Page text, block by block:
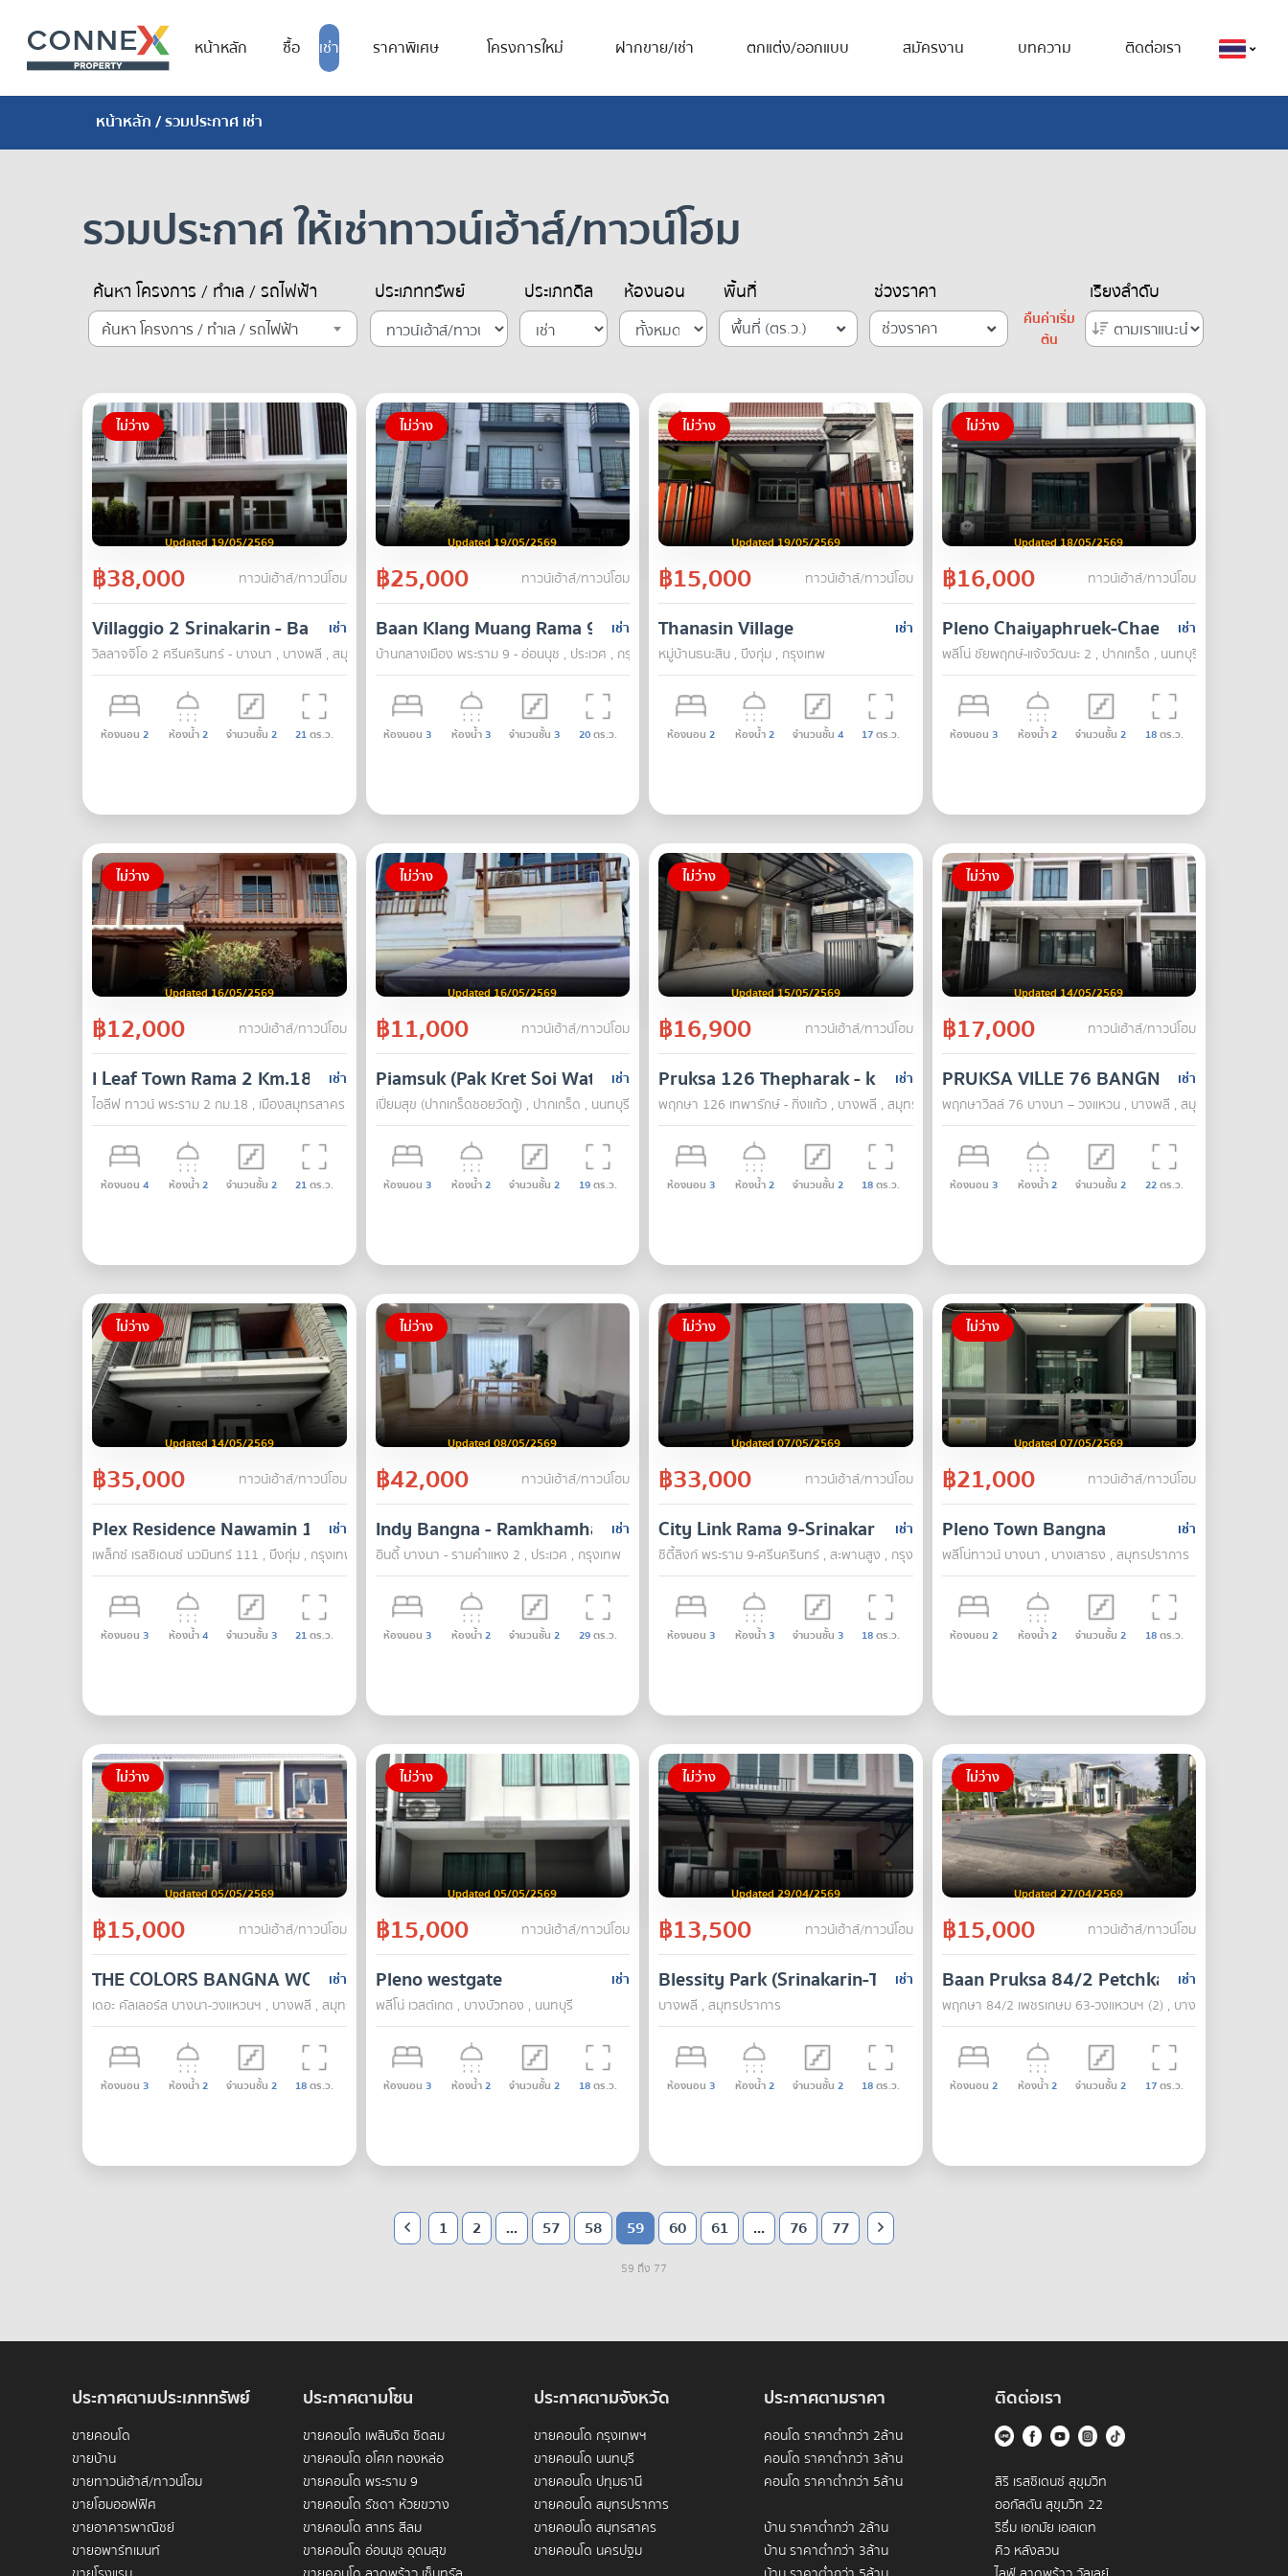
หน้าหลัก ซื้อ เช่า ราคาพิเศษ โครงการใหม่ ฝากขาย/เช่า ตกแต่ง/ออกแบบ สมัครงาน บทความ ติดต่อเรา
หน้าหลัก/ รวมประกาศ เช่า
รวมประกาศ ให้เช่าทาวน์เฮ้าส์/ทาวน์โฮม
ค้นหา โครงการ / ทำเล / รถไฟฟ้า
ค้นหา โครงการ / ทำเล / รถไฟฟ้า
ประเภททรัพย์ ประเภทดีล ห้องนอน พื้นที่
พื้นที่ (ตร.ว.)
ช่วงราคา
ช่วงราคา
คืนค่าเริ่ม
ต้น
เรียงลำดับ
ไม่ว่าง
Updated 19/05/2569
฿38,000 ทาวน์เฮ้าส์/ทาวน์โฮม
เช่า
Villaggio 2 Srinakarin - Bangna
วิลลาจจิโอ 2 ศรีนครินทร์ - บางนา , บางพลี , สมุทรปราการ
ห้องนอน 2 ห้องน้ำ2 จำนวนชั้น 2 21ตร.ว.
ไม่ว่าง
Updated 19/05/2569
฿25,000 ทาวน์เฮ้าส์/ทาวน์โฮม
เช่า
Baan Klang Muang Rama 9 - On Nut
บ้านกลางเมือง พระราม 9 - อ่อนนุช , ประเวศ , กรุงเทพ
ห้องนอน 3 ห้องน้ำ3 จำนวนชั้น 3 20ตร.ว.
ไม่ว่าง
Updated 19/05/2569
฿15,000 ทาวน์เฮ้าส์/ทาวน์โฮม
เช่า
Thanasin Village
หมู่บ้านธนะสิน , บึงกุ่ม , กรุงเทพ
ห้องนอน 2 ห้องน้ำ2 จำนวนชั้น 4 17ตร.ว.
ไม่ว่าง
Updated 18/05/2569
฿16,000 ทาวน์เฮ้าส์/ทาวน์โฮม
เช่า
Pleno Chaiyaphruek-Chaengwattana 2
พลีโน่ ชัยพฤกษ์-แจ้งวัฒนะ 2 , ปากเกร็ด , นนทบุรี
ห้องนอน 3 ห้องน้ำ2 จำนวนชั้น 2 18ตร.ว.
ไม่ว่าง
Updated 16/05/2569
฿12,000 ทาวน์เฮ้าส์/ทาวน์โฮม
เช่า
I Leaf Town Rama 2 Km.18
ไอลีฟ ทาวน์ พระราม 2 กม.18 , เมืองสมุทรสาคร , สมุทรสาคร
ห้องนอน 4 ห้องน้ำ2 จำนวนชั้น 2 21ตร.ว.
ไม่ว่าง
Updated 16/05/2569
฿11,000 ทาวน์เฮ้าส์/ทาวน์โฮม
เช่า
Piamsuk (Pak Kret Soi Wat Ku)
เปี่ยมสุข (ปากเกร็ดซอยวัดกู้) , ปากเกร็ด , นนทบุรี
ห้องนอน 3 ห้องน้ำ2 จำนวนชั้น 2 19ตร.ว.
ไม่ว่าง
Updated 15/05/2569
฿16,900 ทาวน์เฮ้าส์/ทาวน์โฮม
เช่า
Pruksa 126 Thepharak - kingkaew
พฤกษา 126 เทพารักษ์ - กิ่งแก้ว , บางพลี , สมุทรปราการ
ห้องนอน 3 ห้องน้ำ2 จำนวนชั้น 2 18ตร.ว.
ไม่ว่าง
Updated 14/05/2569
฿17,000 ทาวน์เฮ้าส์/ทาวน์โฮม
เช่า
PRUKSA VILLE 76 BANGNA –
พฤกษาวิลล์ 76 บางนา – วงแหวน , บางพลี , สมุทรปราการ
ห้องนอน 3 ห้องน้ำ2 จำนวนชั้น 2 22ตร.ว.
ไม่ว่าง
Updated 14/05/2569
฿35,000 ทาวน์เฮ้าส์/ทาวน์โฮม
เช่า
Plex Residence Nawamin 111
เพล็กซ์ เรสซิเดนซ์ นวมินทร์ 111 , บึงกุ่ม , กรุงเทพ
ห้องนอน 3 ห้องน้ำ4 จำนวนชั้น 3 21ตร.ว.
ไม่ว่าง
Updated 08/05/2569
฿42,000 ทาวน์เฮ้าส์/ทาวน์โฮม
เช่า
Indy Bangna - Ramkhamhaeng 2
อินดี้ บางนา - รามคำแหง 2 , ประเวศ , กรุงเทพ
ห้องนอน 3 ห้องน้ำ2 จำนวนชั้น 2 29ตร.ว.
ไม่ว่าง
Updated 07/05/2569
฿33,000 ทาวน์เฮ้าส์/ทาวน์โฮม
เช่า
City Link Rama 9-Srinakarin
ซิตี้ลิงก์ พระราม 9-ศรีนครินทร์ , สะพานสูง , กรุงเทพ
ห้องนอน 3 ห้องน้ำ3 จำนวนชั้น 3 18ตร.ว.
ไม่ว่าง
Updated 07/05/2569
฿21,000 ทาวน์เฮ้าส์/ทาวน์โฮม
เช่า
Pleno Town Bangna
พลีโน่ทาวน์ บางนา , บางเสาธง , สมุทรปราการ
ห้องนอน 2 ห้องน้ำ2 จำนวนชั้น 2 18ตร.ว.
ไม่ว่าง
Updated 05/05/2569
฿15,000 ทาวน์เฮ้าส์/ทาวน์โฮม
เช่า
THE COLORS BANGNA WONGWAEN
เดอะ คัลเลอร์ส บางนา-วงแหวนฯ , บางพลี , สมุทรปราการ
ห้องนอน 3 ห้องน้ำ2 จำนวนชั้น 2 18ตร.ว.
ไม่ว่าง
Updated 05/05/2569
฿15,000 ทาวน์เฮ้าส์/ทาวน์โฮม
เช่า
Pleno westgate
พลีโน่ เวสต์เกต , บางบัวทอง , นนทบุรี
ห้องนอน 3 ห้องน้ำ2 จำนวนชั้น 2 18ตร.ว.
ไม่ว่าง
Updated 29/04/2569
฿13,500 ทาวน์เฮ้าส์/ทาวน์โฮม
เช่า
Blessity Park (Srinakarin-Theparak)​
บางพลี , สมุทรปราการ
ห้องนอน 3 ห้องน้ำ2 จำนวนชั้น 2 18ตร.ว.
ไม่ว่าง
Updated 27/04/2569
฿15,000 ทาวน์เฮ้าส์/ทาวน์โฮม
เช่า
Baan Pruksa 84/2 Petchkasem 63-
พฤกษา 84/2 เพชรเกษม 63-วงแหวนฯ (2) , บางแค , กรุงเทพ
ห้องนอน 2 ห้องน้ำ2 จำนวนชั้น 2 17ตร.ว.
1 2 ... 57 58 59 60 61 ... 76 77
59 ถึง 77
ประกาศตามประเภททรัพย์
ขายคอนโด
ขายบ้าน
ขายทาวน์เฮ้าส์/ทาวน์โฮม
ขายโฮมออฟฟิศ
ขายอาคารพาณิชย์
ขายอพาร์ทเมนท์
ประกาศตามโซน
ขายคอนโด เพลินจิต ชิดลม
ขายคอนโด อโศก ทองหล่อ
ขายคอนโด พระราม 9
ขายคอนโด รัชดา ห้วยขวาง
ขายคอนโด สาทร สีลม
ขายคอนโด อ่อนนุช อุดมสุข
ประกาศตามจังหวัด
ขายคอนโด กรุงเทพฯ
ขายคอนโด นนทบุรี
ขายคอนโด ปทุมธานี
ขายคอนโด สมุทรปราการ
ขายคอนโด สมุทรสาคร
ขายคอนโด นครปฐม
ประกาศตามราคา
คอนโด ราคาต่ำกว่า 2ล้าน
คอนโด ราคาต่ำกว่า 3ล้าน
คอนโด ราคาต่ำกว่า 5ล้าน
บ้าน ราคาต่ำกว่า 2ล้าน
บ้าน ราคาต่ำกว่า 3ล้าน
ติดต่อเรา
สิริ เรสซิเดนซ์ สุขุมวิท
ออกัสตัน สุขุมวิท 22
ริธึ่ม เอกมัย เอสเตท
คิว หลังสวน